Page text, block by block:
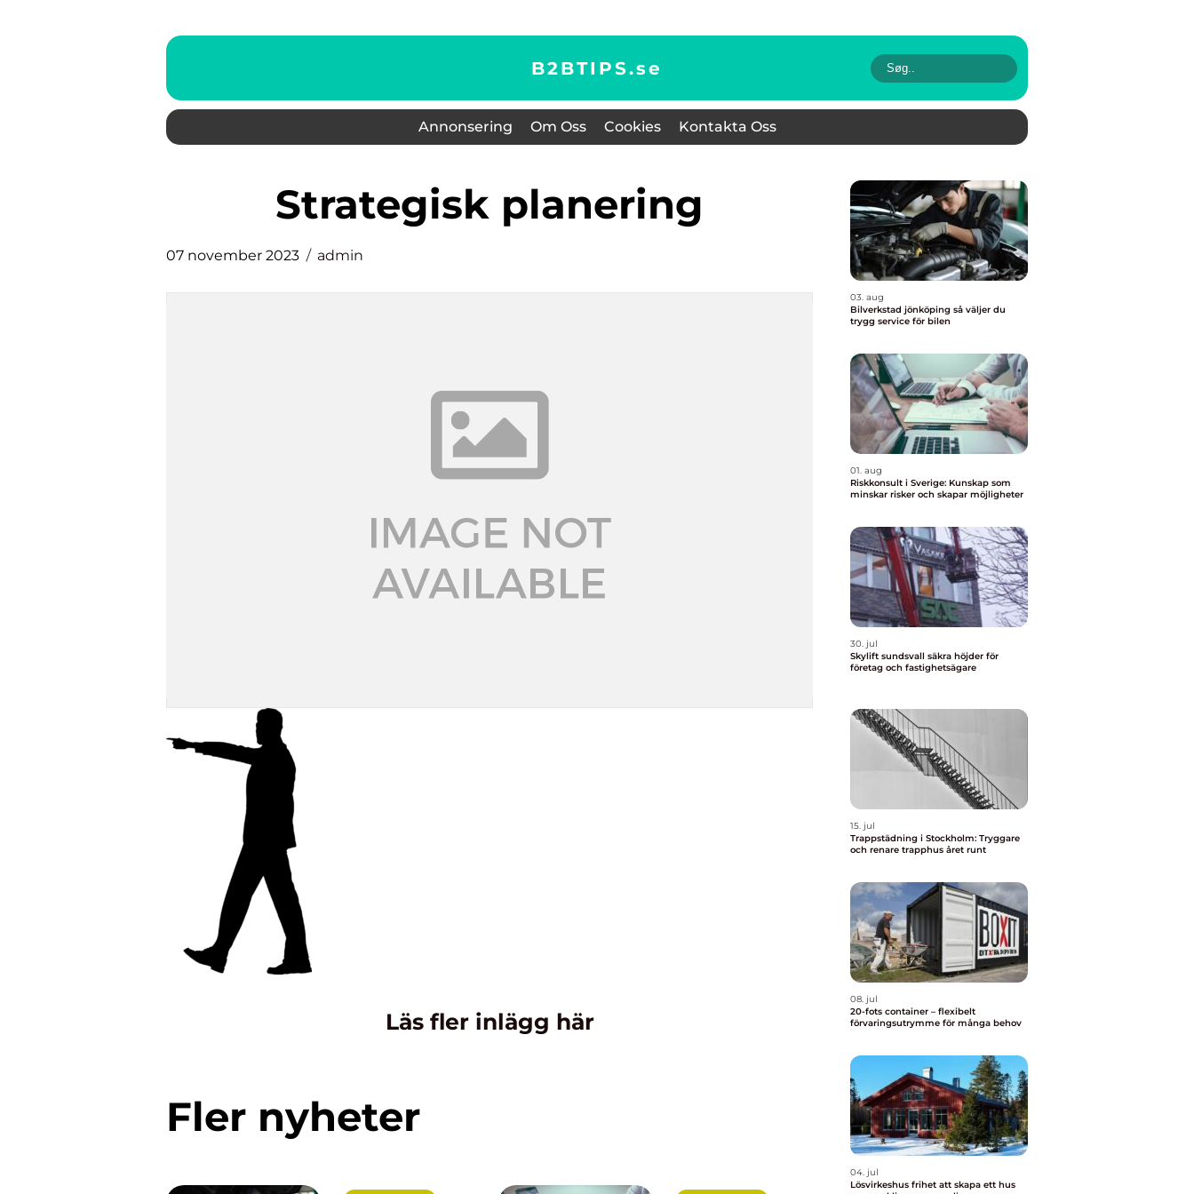
B2BTIPS.se
Annonsering Om Oss Cookies Kontakta Oss
strategisk planering
07 november 2023 admin
Läs fler inlägg här
Fler nyheter
03. aug
Bilverkstad jönköping så väljer du
trygg service för bilen
01. aug
Riskkonsult i Sverige: Kunskap som
minskar risker och skapar möjligheter
30. jul
Skylift sundsvall säkra höjder för
företag och fastighetsägare
15. jul
Trappstädning i Stockholm: Tryggare
och renare trapphus året runt
08. jul
20-fots container – flexibelt
förvaringsutrymme för många behov
04. jul
Lösvirkeshus frihet att skapa ett hus